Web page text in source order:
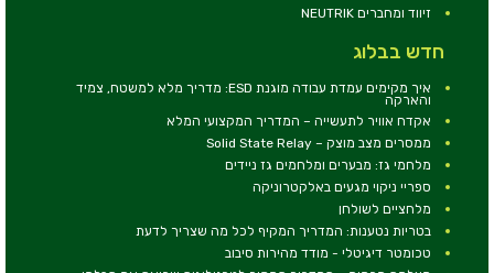
זיווד ומחברים NEUTRIK
חדש בבלוג
איך מקימים עמדת עבודה מוגנת ESD: מדריך מלא למשטח, צמיד
והארקה
אקדח אוויר לתעשייה – המדריך המקצועי המלא
ממסרים מצב מוצק – Solid State Relay
מלחמי גז: מבערים ומלחמים גז ניידים
ספריי ניקוי מגעים באלקטרוניקה
מלחציים לשולחן
בטריות נטענות: המדריך המקיף לכל מה שצריך לדעת
טכומטר דיגיטלי - מודד מהירות סיבוב